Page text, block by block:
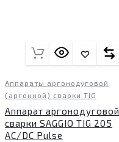
Аппараты аргонодуговой
(аргонной) сварки TIG
Аппарат аргонодуговой
сварки SAGGIO TIG 205
AC/DC Pulse